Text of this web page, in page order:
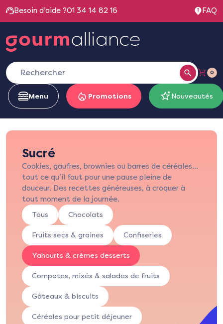
Besoin d’aide ?01 34 14 82 16 FAQ
0
Menu Promotions Nouveautés
Tous Chocolats
Fruits secs & graines Confiseries
Yahourts & crèmes desserts
Compotes, mixés & salades de fruits
Gâteaux & biscuits
Céréales pour petit déjeuner
Sucré
Cookies, gaufres, brownies ou barres de céréales…
tout ce qu’il faut pour une pause pleine de
douceur. Des recettes généreuses, à croquer à
tout moment de la journée.